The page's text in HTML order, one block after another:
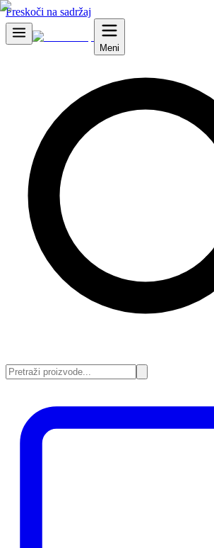
Preskoči na sadržaj
Meni